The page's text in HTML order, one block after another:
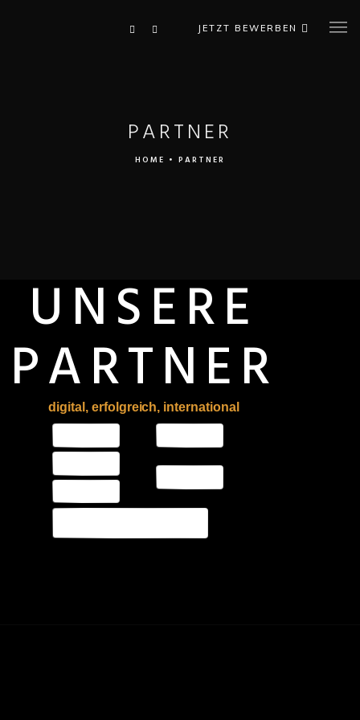
JETZT BEWERBEN
PARTNER
HOME • PARTNER
UNSERE
PARTNER
digital, erfolgreich, international